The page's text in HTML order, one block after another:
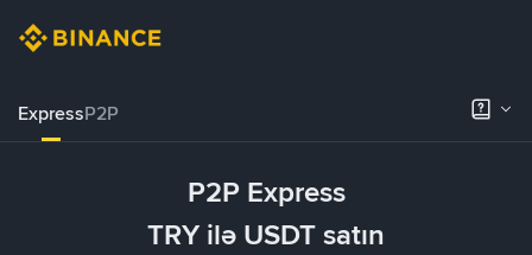
ExpressP2P
P2P Express
TRY ilə USDT satın